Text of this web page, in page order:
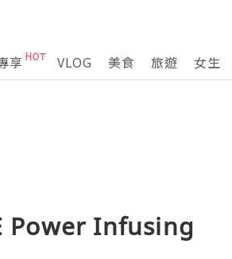
享 VLOG 美食 旅遊 女生
Power Infusing